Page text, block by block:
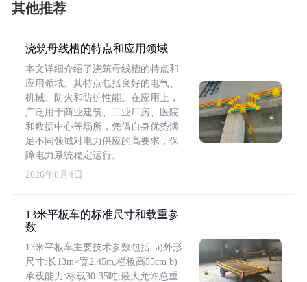
其他推荐
浇筑母线槽的特点和应用领域
本文详细介绍了浇筑母线槽的特点和
应用领域。其特点包括良好的电气、
机械、防火和防护性能。在应用上，
广泛用于商业建筑、工业厂房、医院
和数据中心等场所，凭借自身优势满
足不同领域对电力供应的高要求，保
障电力系统稳定运行。
2026年8月4日
13米平板车的标准尺寸和载重参
数
13米平板车主要技术参数包括: a)外形
尺寸:长13m×宽2.45m,栏板高55cm b)
承载能力:标载30-35吨,最大允许总重